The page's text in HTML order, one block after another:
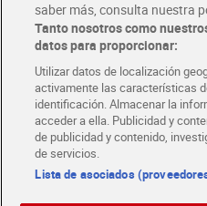
Tarjeta MaX Dia
Te devuelve hasta 8€/mes de tus
¡Solicita tu tarjeta de crédito aquí!
COMER
COLABORA CON DIA ABRE
saber más, consulta nuestra
Tanto nosotros como
datos para proporcionar:
Utilizar datos de localización
activamente las características
identificación. Almacenar la
acceder a ella. Publicidad y
de publicidad y contenido,
de servicios.
Lista de asociados